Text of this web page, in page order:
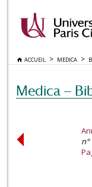
ACCUEIL MEDICA
Medica —
n°